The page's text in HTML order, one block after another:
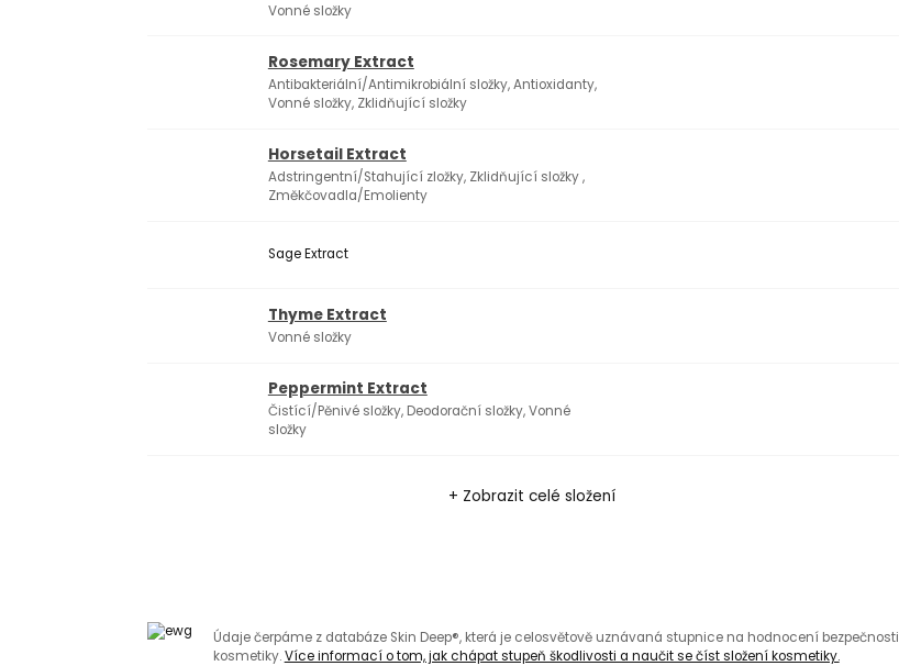
Vonné složky
Rosemary Extract
Antibakteriální/Antimikrobiální složky, Antioxidanty,
Vonné složky, Zklidňující složky
Horsetail Extract
Adstringentní/Stahující zložky, Zklidňující složky ,
Změkčovadla/Emolienty
Sage Extract
Thyme Extract
Vonné složky
Peppermint Extract
Čistící/Pěnivé složky, Deodorační složky, Vonné
složky
+ Zobrazit celé složení
Údaje čerpáme z databáze Skin Deep®, která je celosvětově uznávaná stupnice na hodnocení bezpečnosti
kosmetiky.Více informací o tom, jak chápat stupeň škodlivosti a naučit se číst složení kosmetiky.